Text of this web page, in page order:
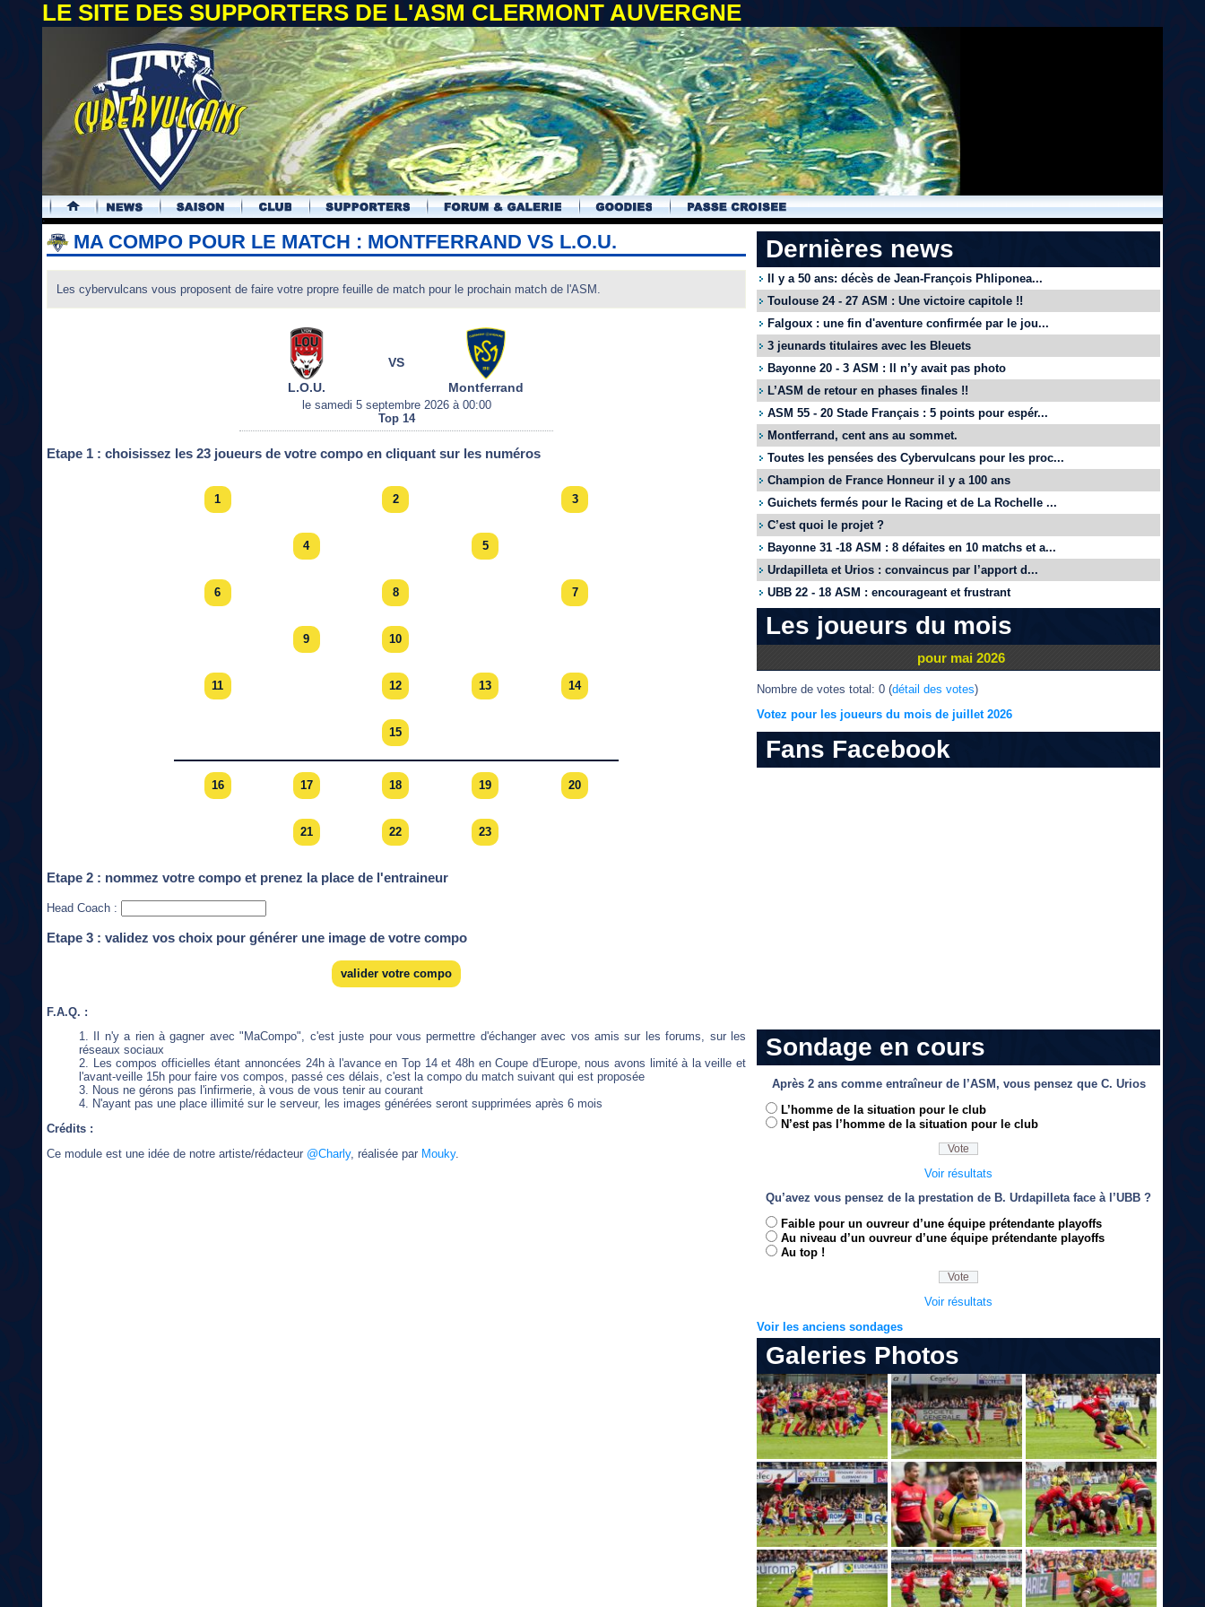
LE SITE DES SUPPORTERS DE L'ASM CLERMONT AUVERGNE
.
MA COMPO POUR LE MATCH : MONTFERRAND VS L.O.U.
Les cybervulcans vous proposent de faire votre propre feuille de match pour le prochain match de l'ASM.
L.O.U.
VS
Montferrand
le samedi 5 septembre 2026 à 00:00
Top 14
Etape 1 : choisissez les 23 joueurs de votre compo en cliquant sur les numéros
1 2 3
4 5
6 8 7
9 10
11 12 13 14
15
16 17 18 19 20
21 22 23
Etape 2 : nommez votre compo et prenez la place de l'entraineur
Head Coach :
Etape 3 : validez vos choix pour générer une image de votre compo
valider votre compo
F.A.Q. :
Il n'y a rien à gagner avec "MaCompo", c'est juste pour vous permettre d'échanger avec vos amis sur les forums, sur les
réseaux sociaux
Les compos officielles étant annoncées 24h à l'avance en Top 14 et 48h en Coupe d'Europe, nous avons limité à la veille et
l'avant-veille 15h pour faire vos compos, passé ces délais, c'est la compo du match suivant qui est proposée
Nous ne gérons pas l'infirmerie, à vous de vous tenir au courant
N'ayant pas une place illimité sur le serveur, les images générées seront supprimées après 6 mois
Crédits :
Ce module est une idée de notre artiste/rédacteur @Charly, réalisée par Mouky.
Dernières news
Il y a 50 ans: décès de Jean-François Phliponea...
Toulouse 24 - 27 ASM : Une victoire capitole !!
Falgoux : une fin d'aventure confirmée par le jou...
3 jeunards titulaires avec les Bleuets
Bayonne 20 - 3 ASM : Il n’y avait pas photo
L’ASM de retour en phases finales !!
ASM 55 - 20 Stade Français : 5 points pour espér...
Montferrand, cent ans au sommet.
Toutes les pensées des Cybervulcans pour les proc...
Champion de France Honneur il y a 100 ans
Guichets fermés pour le Racing et de La Rochelle ...
C’est quoi le projet ?
Bayonne 31 -18 ASM : 8 défaites en 10 matchs et a...
Urdapilleta et Urios : convaincus par l’apport d...
UBB 22 - 18 ASM : encourageant et frustrant
Les joueurs du mois
pour mai 2026
Nombre de votes total: 0 (détail des votes)
Votez pour les joueurs du mois de juillet 2026
Fans Facebook
Sondage en cours
Après 2 ans comme entraîneur de l’ASM, vous pensez que C. Urios
L’homme de la situation pour le club
N’est pas l’homme de la situation pour le club
Voir résultats
Qu’avez vous pensez de la prestation de B. Urdapilleta face à l’UBB ?
Faible pour un ouvreur d’une équipe prétendante playoffs
Au niveau d’un ouvreur d’une équipe prétendante playoffs
Au top !
Voir résultats
Voir les anciens sondages
Galeries Photos